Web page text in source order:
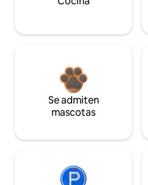
Se admiten
mascotas